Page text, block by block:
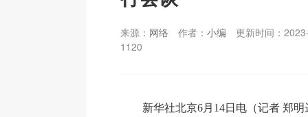
来源： 网络 作者： 小编
更新时间：
1120
新华社北京6月14日电（记者 郑